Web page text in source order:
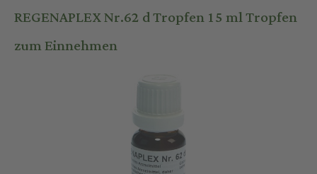
REGENAPLEX Nr.62 d Tropfen 15 ml Tropfen
zum Einnehmen